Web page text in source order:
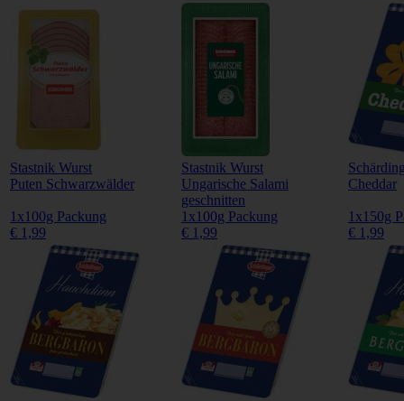
Stastnik Wurst
Puten Schwarzwälder
1x100g Packung
€ 1,99
Stastnik Wurst
Ungarische Salami
geschnitten
1x100g Packung
€ 1,99
Cheddar
1x150g
€ 1,99